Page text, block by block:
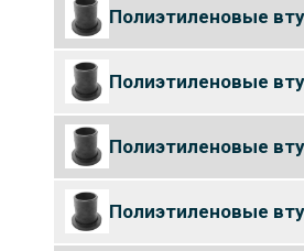
Полиэтиленовые
Полиэтиленовые
Полиэтиленовые
Полиэтиленовые